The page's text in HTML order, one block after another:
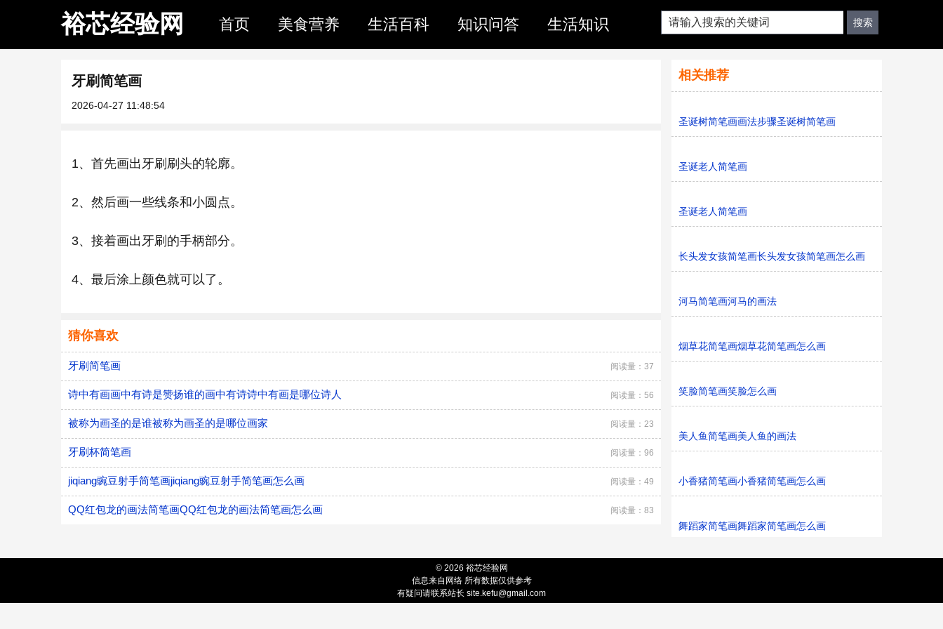
裕芯经验网 首页 美食营养 生活百科 知识问答 生活知识
牙刷简笔画
2026-04-27 11:48:54
1、首先画出牙刷刷头的轮廓。
2、然后画一些线条和小圆点。
3、接着画出牙刷的手柄部分。
4、最后涂上颜色就可以了。
猜你喜欢
牙刷简笔画 阅读量：37
诗中有画画中有诗是赞扬谁的画中有诗诗中有画是哪位诗人 阅读量：56
被称为画圣的是谁被称为画圣的是哪位画家 阅读量：23
牙刷杯简笔画 阅读量：96
jiqiang豌豆射手简笔画jiqiang豌豆射手简笔画怎么画 阅读量：49
QQ红包龙的画法简笔画QQ红包龙的画法简笔画怎么画 阅读量：83
相关推荐
圣诞树简笔画画法步骤圣诞树简笔画
圣诞老人简笔画
圣诞老人简笔画
长头发女孩简笔画长头发女孩简笔画怎么画
河马简笔画河马的画法
烟草花简笔画烟草花简笔画怎么画
笑脸简笔画笑脸怎么画
美人鱼简笔画美人鱼的画法
小香猪简笔画小香猪简笔画怎么画
舞蹈家简笔画舞蹈家简笔画怎么画
© 2026 裕芯经验网
信息来自网络 所有数据仅供参考
有疑问请联系站长 site.kefu@gmail.com